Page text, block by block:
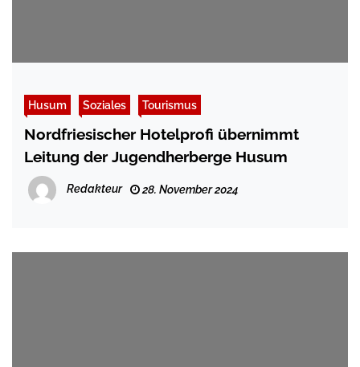
Husum Soziales Tourismus
Nordfriesischer Hotelprofi übernimmt
Leitung der Jugendherberge Husum
Redakteur 28. November 2024